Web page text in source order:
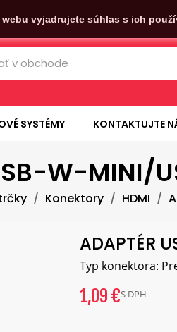
vyjadrujete súhlas s ich
SYSTÉMY KONTAKTUJTE
W-MINI/
Konektory HDMI
ADAPTÉR
Typ konektora:
1,09 €S DPH